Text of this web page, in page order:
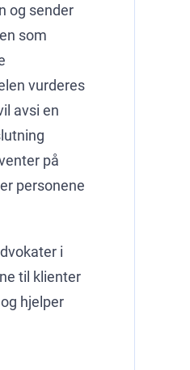
og sender
som
vurderes
avsi en
på
personene
i
til klienter
hjelper